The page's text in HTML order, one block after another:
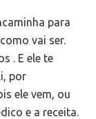
para
vai ser.
. E ele te
por
ele vem, ou
e a receita.